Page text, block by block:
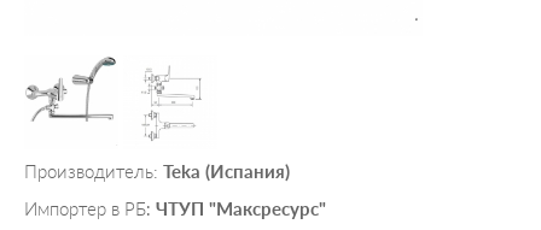
Производитель: Teka (Испания)
Импортер в РБ: ЧТУП "Максресурс"